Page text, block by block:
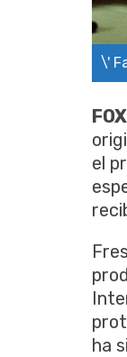
\'
el
ha